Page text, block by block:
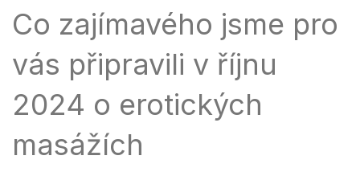
Co zajímavého jsme pro
vás připravili v říjnu
2024 o erotických
masážích